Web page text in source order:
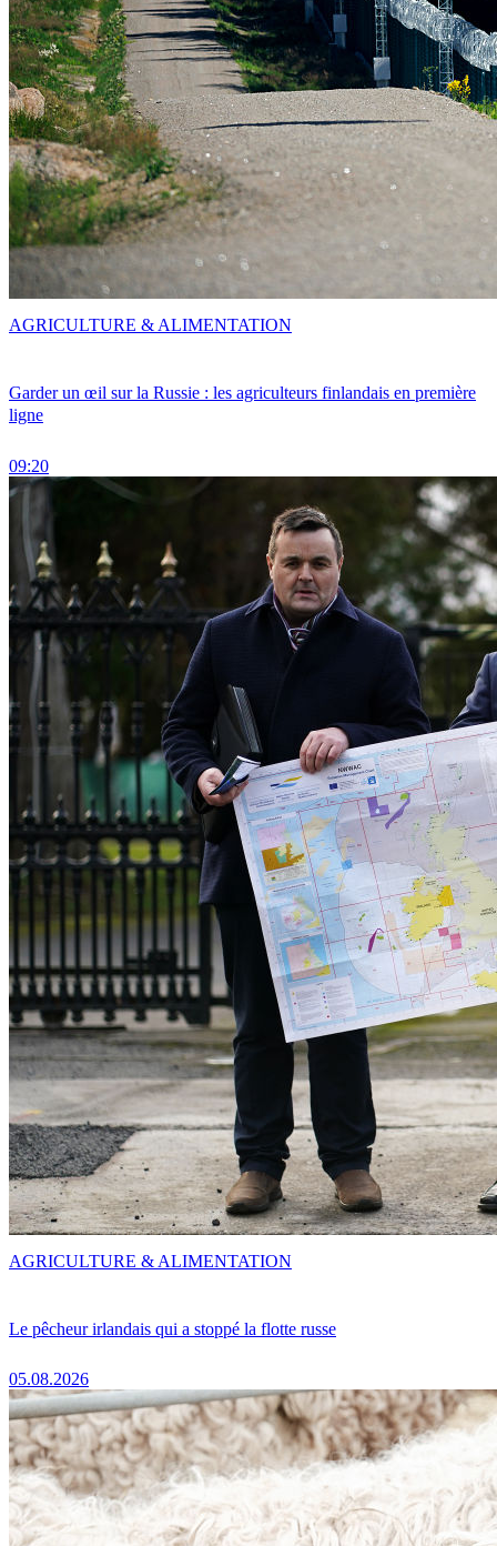
Garder un œil sur la Russie : les agriculteurs finlandais en première
ligne
09:20
AGRICULTURE & ALIMENTATION
Le pêcheur irlandais qui a stoppé la flotte russe
05.08.2026
AGRICULTURE & ALIMENTATION